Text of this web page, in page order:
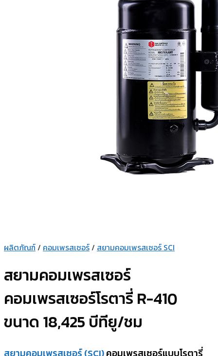
ผลิตภัณฑ์/ คอมเพรสเซอร์/ สยามคอมเพรสเซอร์ SCI
สยามคอมเพรสเซอร์
คอมเพรสเซอร์โรตารี่ R-410
ขนาด 18,425 บีทียู/ชม